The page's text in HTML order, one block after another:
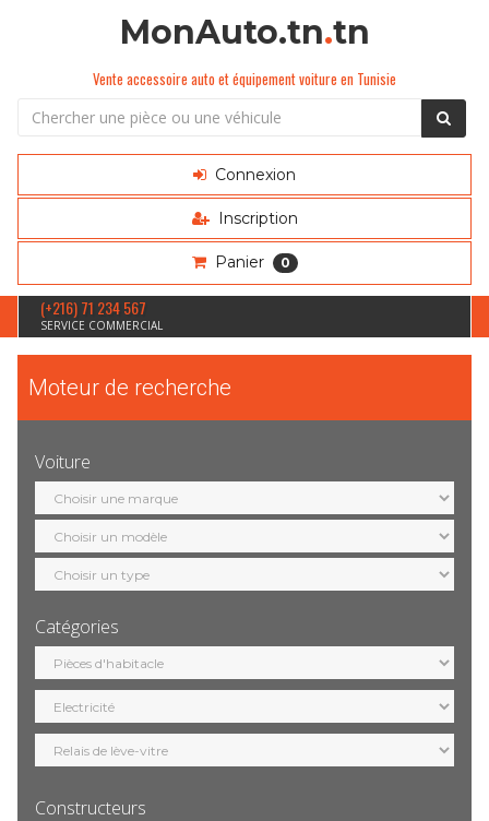
MonAuto.tn.tn
Vente accessoire auto et équipement voiture en Tunisie
Connexion
Inscription
Panier 0
(+216) 71 234 567
SERVICE COMMERCIAL
Moteur de recherche
Voiture
Sélection
marque
Sélection
modèle
Sélection
motorisation
Catégories
Sélection
catégorie
Constructeurs